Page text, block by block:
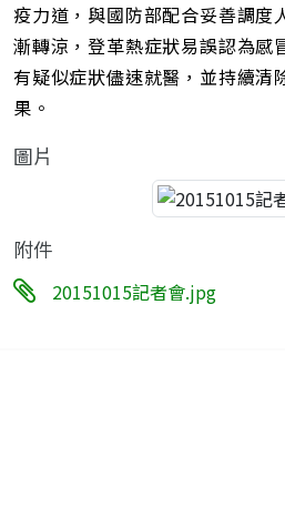
疫力道，與國防部配合妥善調度
漸轉涼，登革熱症狀易誤認為感
有疑似症狀儘速就醫，並持續清
果。
圖片
附件
20151015記者會.jpg